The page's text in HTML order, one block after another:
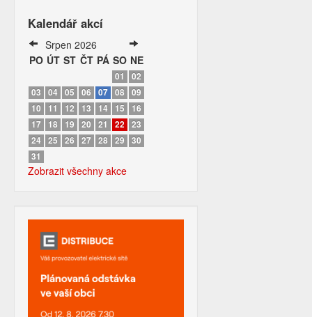
Kalendář akcí
Srpen 2026
PO ÚT ST ČT PÁ SO NE
01
02
03
04 05 06 07 08
09
10
11 12 13 14 15
16
17 18 19 20 21 22
23
24
25 26 27 28 29
30
31
Zobrazit všechny akce